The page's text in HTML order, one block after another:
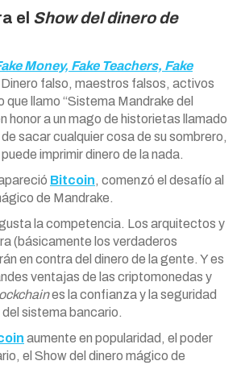
el Show del dinero de
Money, Fake Teachers, Fake
falso, maestros falsos, activos
que llamo “Sistema Mandrake del
honor a un mago de historietas llamado
sacar cualquier cosa de su sombrero,
imprimir dinero de la nada.
Bitcoin, comenzó el desafío al
de Mandrake.
la competencia. Los arquitectos y
(básicamente los verdaderos
en contra del dinero de la gente. Y es
ventajas de las criptomonedas y
es la confianza y la seguridad
sistema bancario.
aumente en popularidad, el poder
el Show del dinero mágico de